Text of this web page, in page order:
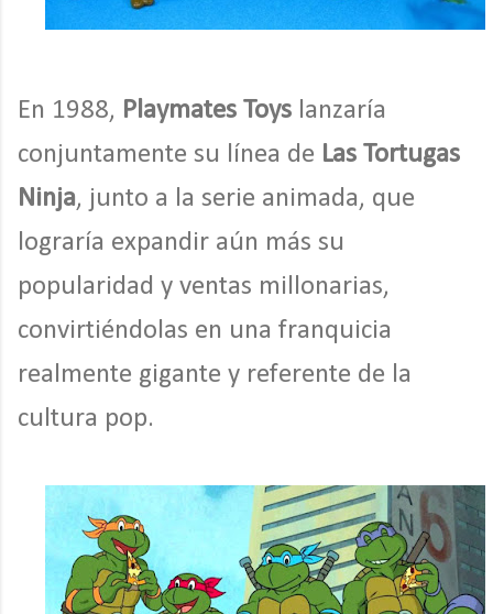
En 1988, Playmates Toys lanzaría
conjuntamente su línea de Las Tortugas
Ninja, junto a la serie animada, que
lograría expandir aún más su
popularidad y ventas millonarias,
convirtiéndolas en una franquicia
realmente gigante y referente de la
cultura pop.